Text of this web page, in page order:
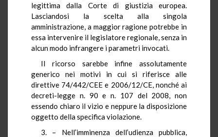
legittima dalla Corte di giustizia europea.
Lasciandosi la scelta alla singola
amministrazione, a maggior ragione potrebbe in
essa intervenire il legislatore regionale, senza in
alcun modo infrangere i parametri invocati.
Il ricorso sarebbe infine assolutamente
generico nei motivi in cui si riferisce alle
direttive 74/442/CEE e 2006/12/CE, nonché ai
decreti-legge n. 90 e n. 107 del 2008, non
essendo chiaro il vizio e neppure la disposizione
oggetto della specifica violazione.
3. – Nell’imminenza dell’udienza pubblica,